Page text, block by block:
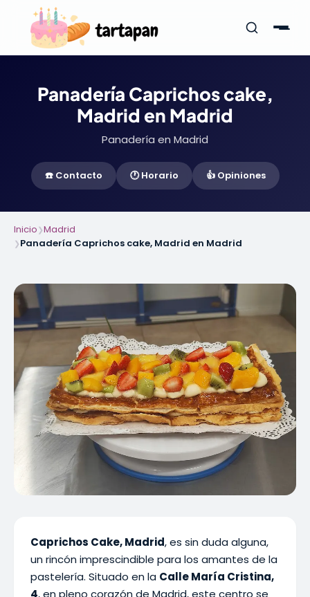
Panadería Caprichos cake,
Madrid en Madrid
Panadería en Madrid
☎️ Contacto 🕐 Horario 👍 Opiniones
Inicio❯Madrid
❯Panadería Caprichos cake, Madrid en Madrid
Caprichos Cake, Madrid, es sin duda alguna,
un rincón imprescindible para los amantes de la
pastelería. Situado en la Calle María Cristina,
4, en pleno corazón de Madrid, este centro se